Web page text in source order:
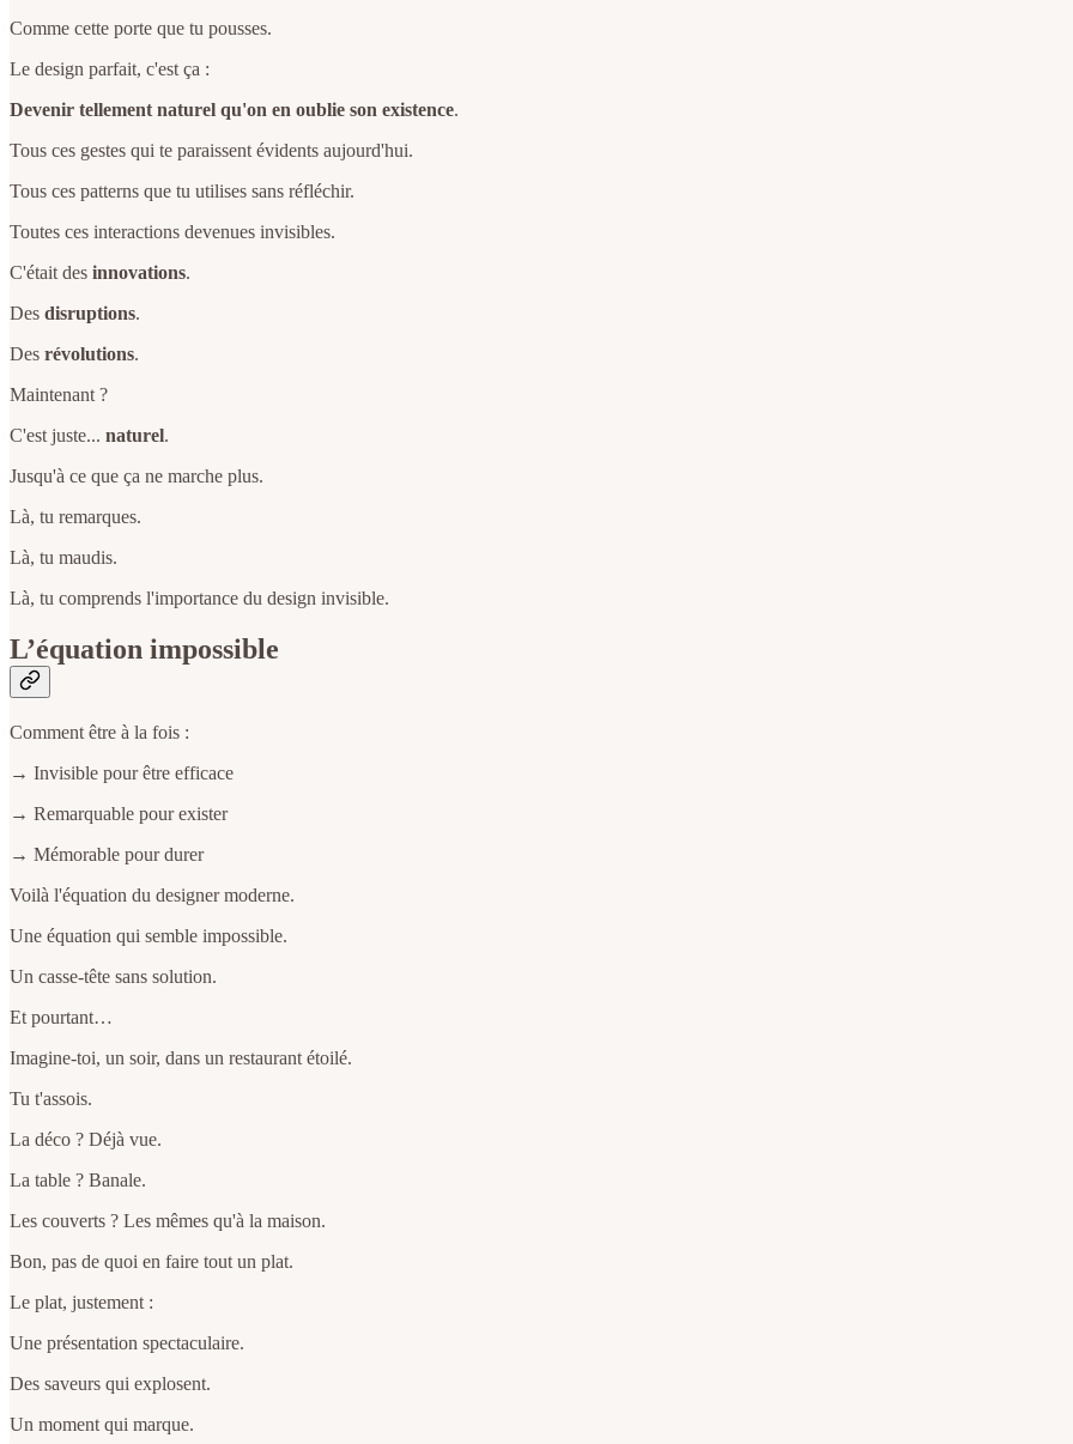
Comme cette porte que tu pousses.
Le design parfait, c'est ça :
Devenir tellement naturel qu'on en oublie son existence.
Tous ces gestes qui te paraissent évidents aujourd'hui.
Tous ces patterns que tu utilises sans réfléchir.
Toutes ces interactions devenues invisibles.
C'était des innovations.
Des disruptions.
Des révolutions.
Maintenant ?
C'est juste... naturel.
Jusqu'à ce que ça ne marche plus.
Là, tu remarques.
Là, tu maudis.
Là, tu comprends l'importance du design invisible.
L’équation impossible
Comment être à la fois :
→ Invisible pour être efficace
→ Remarquable pour exister
→ Mémorable pour durer
Voilà l'équation du designer moderne.
Une équation qui semble impossible.
Un casse-tête sans solution.
Et pourtant…
Imagine-toi, un soir, dans un restaurant étoilé.
Tu t'assois.
La déco ? Déjà vue.
La table ? Banale.
Les couverts ? Les mêmes qu'à la maison.
Bon, pas de quoi en faire tout un plat.
Le plat, justement :
Une présentation spectaculaire.
Des saveurs qui explosent.
Un moment qui marque.